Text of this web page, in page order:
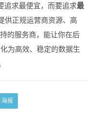
追求最便宜，而要追求最
供正规运营商资源、高
的服务商，能让你在后
为高效、稳定的数据生
海报